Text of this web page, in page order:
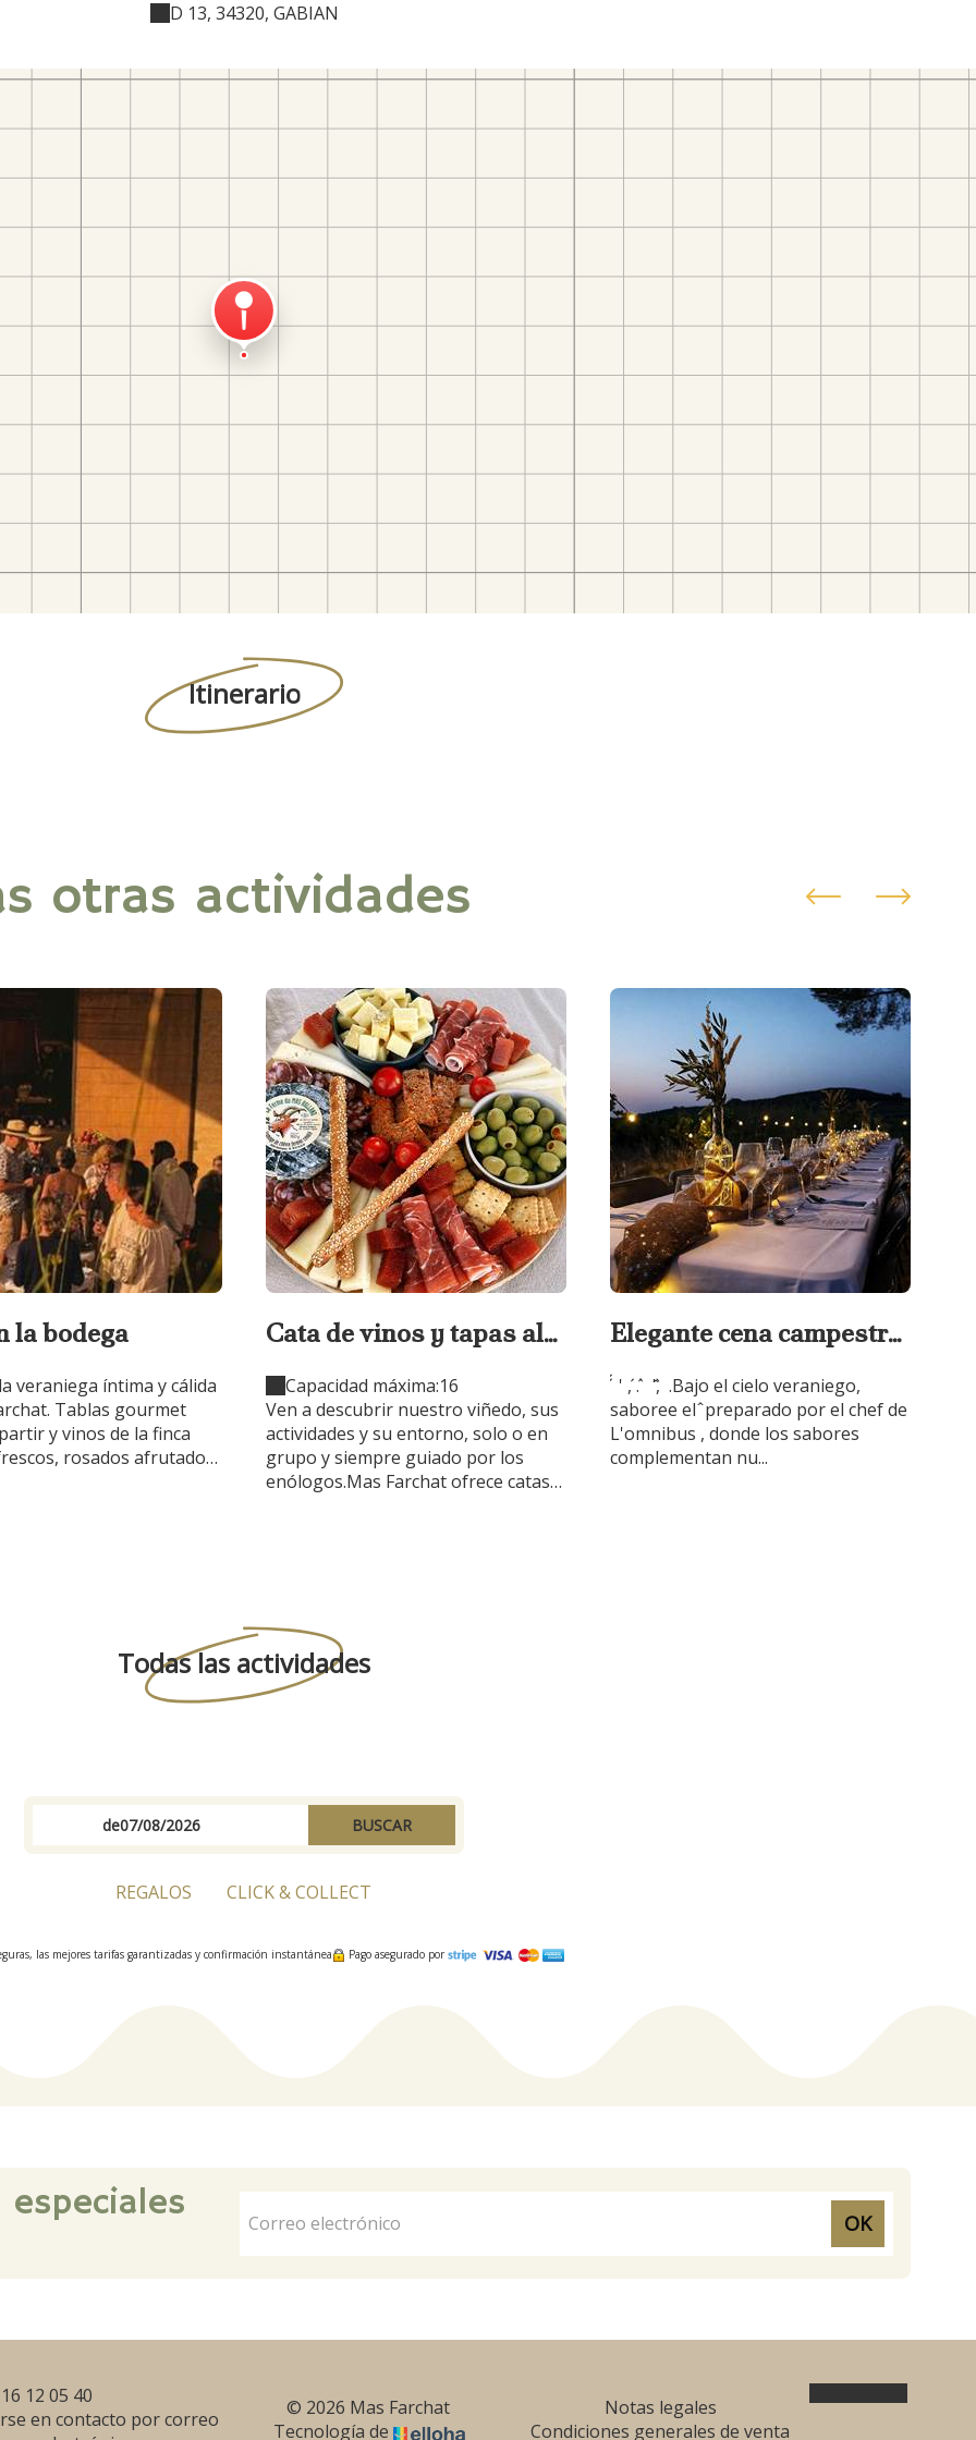
D 13, 34320, GABIAN
Itinerario
otras actividades
la bodega
veraniega íntima y cálida
Tablas gourmet
y vinos de la finca
rosados afrutados,
Cata de vinos y tapas al
Capacidad máxima:16
Ven a descubrir nuestro viñedo, sus
actividades y su entorno, solo o en
grupo y siempre guiado por los
enólogos.Mas Farchat ofrece catas
Elegante cena campestre
́ ́́ ' , ́. ́ ̀ '̂, ̀ .Bajo el cielo veraniego,
saboree el ̂ preparado por el chef de
L'omnibus , donde los sabores
complementan nu...
Todas las actividades
de BUSCAR
REGALOS CLICK & COLLECT
las mejores tarifas garantizadas y confirmación instantánea Pago asegurado por
OK
12 05 40
en contacto por correo
© 2026 Mas Farchat
Tecnología de
Notas legales
Condiciones generales de venta